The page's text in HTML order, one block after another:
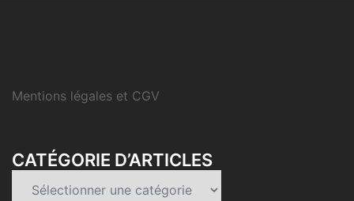
Mentions légales et CGV
CATÉGORIE D’ARTICLES